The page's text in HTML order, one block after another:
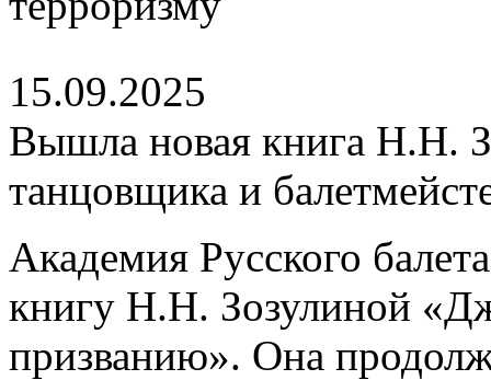
15.09.2025
Вышла новая книга Н.Н.
танцовщика и
Академия Русского
книгу Н.Н. Зозулиной
призванию». Она